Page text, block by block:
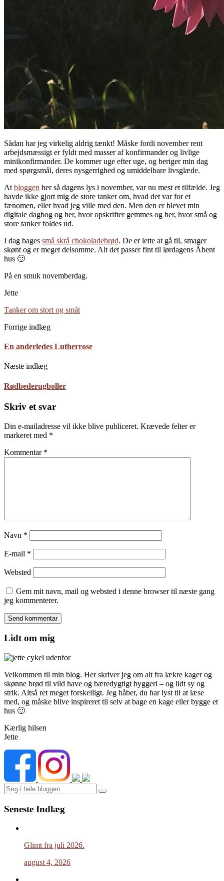
Sådan har jeg virkelig aldrig tænkt! Måske fordi november rent
arbejdsmæssigt er fyldt med masser af konfirmander og livlige
minikonfirmander. De kommer uge efter uge, og beriger min dag
med spørgsmål, deres nysgerrighed og umiddelbare livsglæde.
At bloggen her så dagens lys i november, var nu mest et tilfælde. Jeg
havde ikke gjort mig de store tanker om, hvad det var for et
fænomen, eller hvad jeg ville med den. Men den er blevet min
digitale dagbog og her, hvor opskrifter gemmes og her, hvor små og
store tanker foldes ud.
I dag bages små skrå chokoladebrød. De er lette at gå til, smager
skønt og er meget delsomme. Alt det passer fint til lørdagens Åbent
hus 🙂
På en smuk novemberdag.
Jette
Tanker om stort og småt
Forrige indlæg
En anderledes Lutherrose
Næste indlæg
Rødbederugboller
Skriv et svar
Din e-mailadresse vil ikke blive publiceret. Krævede felter er
markeret med *
Kommentar *
Navn *
E-mail *
Websted
Gem mit navn, mail og websted i denne browser til næste gang
jeg kommenterer.
Lidt om mig
Velkommen til min blog. Her skriver jeg om alt fra lækre kager og
skønne brød til vild have og bæredygtigt byggeri – og lidt sy og
strik. Altså ret meget forskelligt. Jeg håber, du har lyst til at læse
med, og måske blive inspireret til selv at bage en kage eller bygge et
hus 🙂
Kærlig hilsen
Jette
Search
Seneste Indlæg
Glimt fra juli 2026.
august 4, 2026